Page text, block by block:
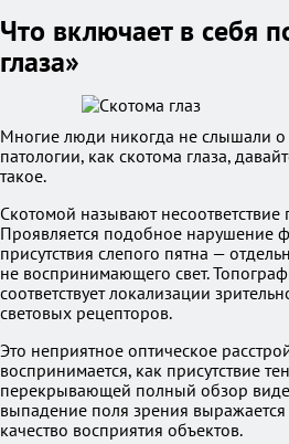
Что включает в себя
глаза»
Многие люди никогда не слышали о
патологии, как скотома глаза,
такое.
Скотомой называют
Проявляется подобное нарушение
присутствия слепого пятна —
не воспринимающего свет.
соответствует локализации
световых рецепторов.
Это неприятное оптическое
воспринимается, как присутствие
перекрывающей полный обзор
выпадение поля зрения
качество восприятия объектов.